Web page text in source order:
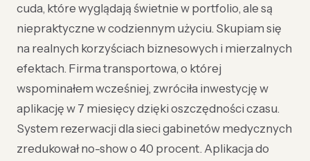
cuda, które wyglądają świetnie w portfolio, ale są
niepraktyczne w codziennym użyciu. Skupiam się
na realnych korzyściach biznesowych i mierzalnych
efektach. Firma transportowa, o której
wspominałem wcześniej, zwróciła inwestycję w
aplikację w 7 miesięcy dzięki oszczędności czasu.
System rezerwacji dla sieci gabinetów medycznych
zredukował no-show o 40 procent. Aplikacja do